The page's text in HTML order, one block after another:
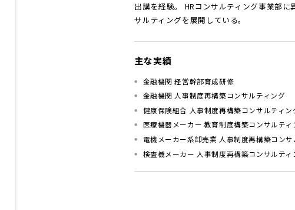
出講を経験。 HRコンサルティング事業部
サルティングを展開している。
主な実績
金融機関 経営幹部育成研修
金融機関 人事制度再構築コンサルティング
健康保険組合 人事制度再構築コンサルティン
医療機器メーカー 教育制度構築コンサルティ
電機メーカー系卸売業 人事制度再構築コンサ
検査機メーカー 人事制度再構築コンサルティ